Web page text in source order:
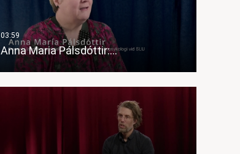
Anna Maria Pálsdóttir:…